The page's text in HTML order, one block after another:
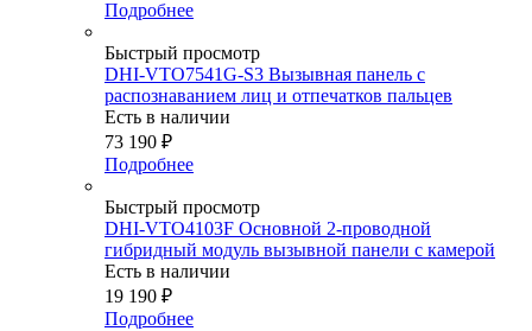
Подробнее
Быстрый просмотр
DHI-VTO7541G-S3 Вызывная панель c
распознаванием лиц и отпечатков пальцев
Есть в наличии
73 190 ₽
Подробнее
Быстрый просмотр
DHI-VTO4103F Основной 2-проводной
гибридный модуль вызывной панели с камерой
Есть в наличии
19 190 ₽
Подробнее